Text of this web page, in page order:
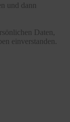
und dann
Daten,
einverstanden.